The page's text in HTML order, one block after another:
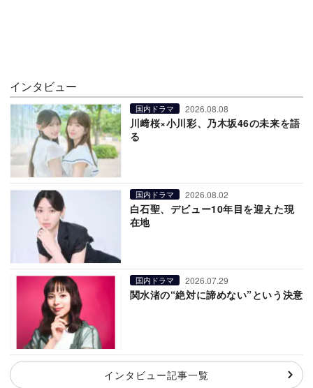
インタビュー
国内ドラマ 2026.08.08
川﨑桜×小川彩、乃木坂46の未来を語
る
国内ドラマ 2026.08.02
白石聖、デビュー10年目を迎えた現
在地
国内ドラマ 2026.07.29
関水渚の“絶対に諦めない”という決意
インタビュー記事一覧